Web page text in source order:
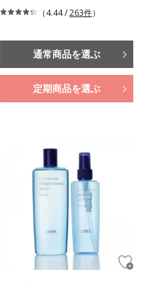
（4.44 /263件）
通常商品を選ぶ
定期商品を選ぶ